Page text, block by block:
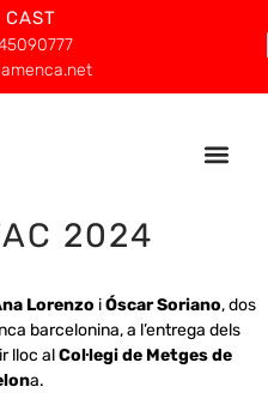
CAST
2024
Lorenzo iÓscar Soriano, dos
barcelonina, a l’entrega dels
lloc alCol·legi de Metges de
a.